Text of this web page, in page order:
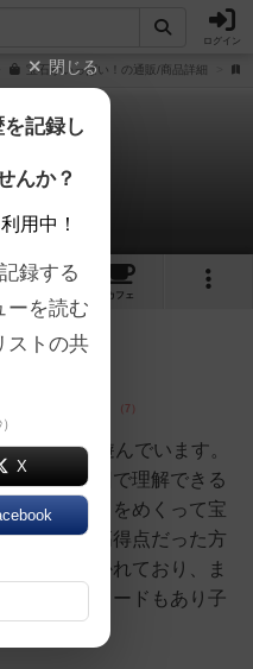
ログイン
宝石がいっぱい！の通販/商品詳細
ぱい！
ュー
25
カフェ
充実
ちゃんと遊んでいます。
読めば一回で理解できる
は土カードをめくって宝
終了時に高得点だった方
綺麗に描かれており、ま
や化石のカードもあり子
...
閉じる
記録し
んか？
用中！
録する
ーを読む
ストの共
X